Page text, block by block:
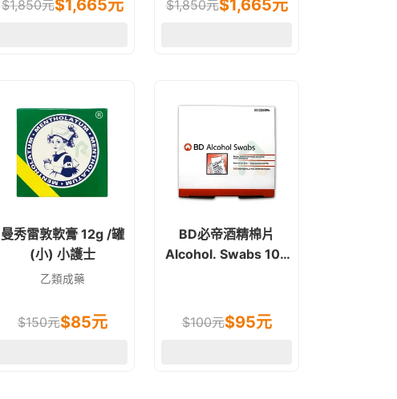
$1,850元$1,665元 $1,850元$1,665元
曼秀雷敦軟膏 12g /罐
(小) 小護士
乙類成藥
$150元$85元
BD必帝酒精棉片
Alcohol. Swabs 100
$100元$95元